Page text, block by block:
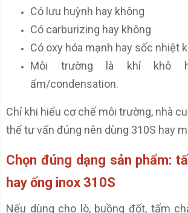
Có lưu huỳnh hay không
Có carburizing hay không
Có oxy hóa mạnh hay sốc nhiệt
Môi trường là khí khô
ẩm/condensation.
Chỉ khi hiểu cơ chế môi trường, nhà
thể tư vấn đúng nên dùng 310S hay
Chọn đúng dạng sản phẩm:
hay ống inox 310S
Nếu dùng cho lò, buồng đốt, tấm